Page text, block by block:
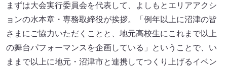
まずは大会実行委員会を代表して、よしもとエリアアクシ
ョンの水本章・専務取締役が挨拶。「例年以上に沼津の皆
さまにご協力いただくことと、地元高校生にこれまで以上
の舞台パフォーマンスを企画している」ということで、い
ままで以上に地元・沼津市と連携してつくり上げるイベン